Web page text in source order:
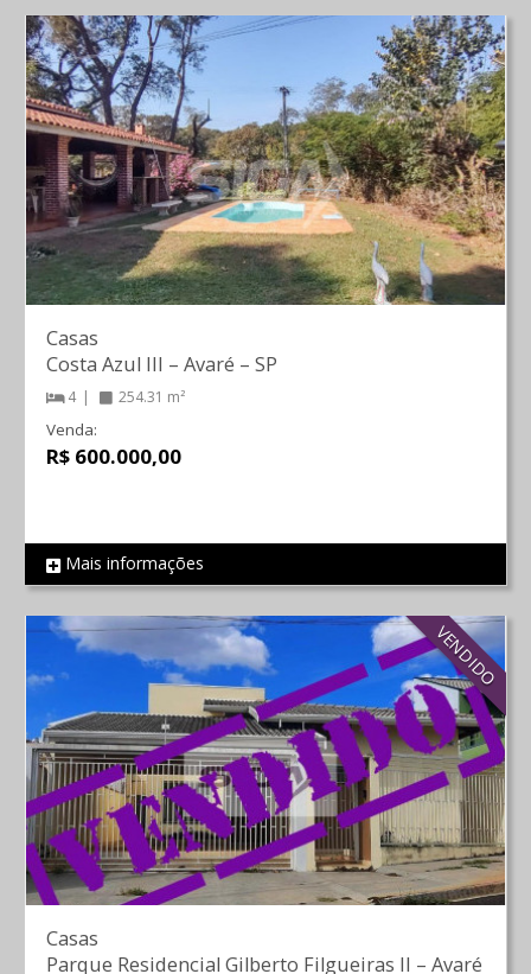
REF 773
Casas
Costa Azul III – Avaré – SP
4 254.31 m²
Venda:
R$ 600.000,00
Mais informações
VENDIDO
Casas
Parque Residencial Gilberto Filgueiras II – Avaré